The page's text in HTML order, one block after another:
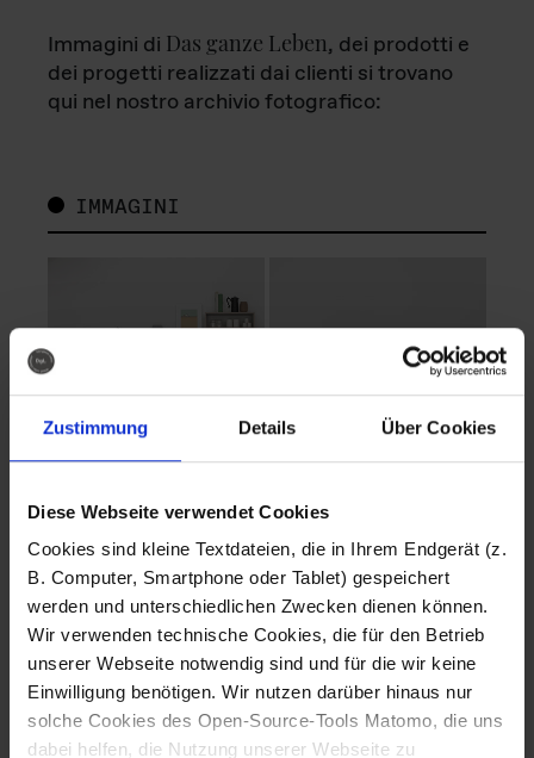
Zustimmung Details Über Cookies
Diese Webseite verwendet Cookies
Cookies sind kleine Textdateien, die in Ihrem Endgerät (z.
B. Computer, Smartphone oder Tablet) gespeichert
werden und unterschiedlichen Zwecken dienen können.
Wir verwenden technische Cookies, die für den Betrieb
unserer Webseite notwendig sind und für die wir keine
Einwilligung benötigen. Wir nutzen darüber hinaus nur
solche Cookies des Open-Source-Tools Matomo, die uns
dabei helfen, die Nutzung unserer Webseite zu
Immagini di Das ganze Leben, dei prodotti e
dei progetti realizzati dai clienti si trovano
qui nel nostro archivio fotografico:
IMMAGINI
Fotografo: Lorenz
Sternbach
Download
Fotografo: Lorenz
Sternbach
Download